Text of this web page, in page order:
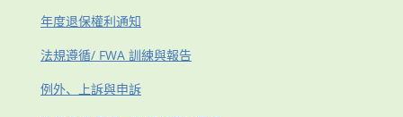
年度退保權利通知
法規遵循/ FWA 訓練與報告
例外、上訴與申訴